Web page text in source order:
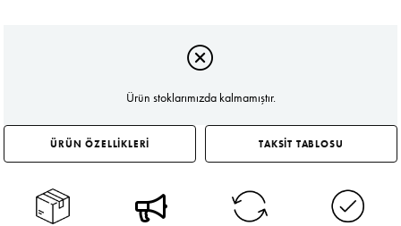
Ürün stoklarımızda kalmamıştır.
ÜRÜN ÖZELLİKLERİ TAKSİT TABLOSU